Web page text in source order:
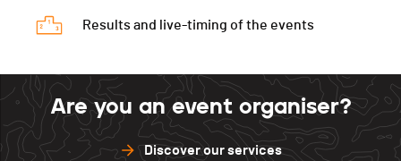
Results and live-timing of the events
Are you an event organiser?
Discover our services